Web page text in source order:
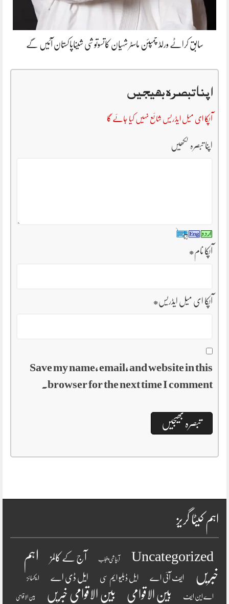
سابق کراٹے ورلڈ چمپئن ماسٹر شہیان کاتسوتوشی شیناپاکستان آئیں گے
اپنا تبصرہ بھیجیں
آپکا ای میل ایڈریس شائع نہیں کیا جائے گا
اپنا تبصرہ لکھیں
آپکا نام*
آپکا ای میل ایڈریس*
Save my name, email, and website in this
browser for the next time I comment.
اہم کیٹا گریز
Uncategorized آبپاشی پنجاب آج کے کالمز
اہم
خبریں
ایف آئی اے ایل ڈبلیو ایم سی ایل ڈی اے ایکسائز
اے این ایف بین الاقوامی بین الاقوامی خبریں بین الاقوامی